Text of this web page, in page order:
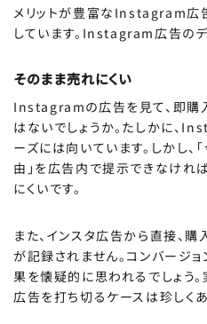
メリットが豊富なInstagram広
しています。Instagram広告のデ
そのまま売れにくい
Instagramの広告を見て、即購
はないでしょうか。たしかに、
ーズには向いています。しかし
由」を広告内で提示できなけれ
にくいです。
また、インスタ広告から直接、購
が記録されません。コンバージ
果を懐疑的に思われるでしょう
広告を打ち切るケースは珍しくあ